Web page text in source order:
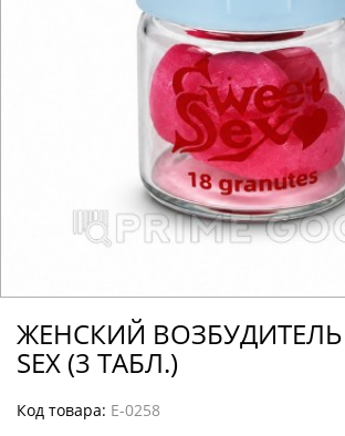
ЖЕНСКИЙ ВОЗБУДИТЕЛЬ
SEX (3 ТАБЛ.)
Код товара: E-0258